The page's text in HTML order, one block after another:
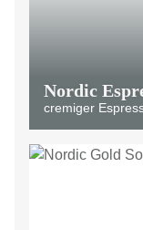
Nordic
cremiger